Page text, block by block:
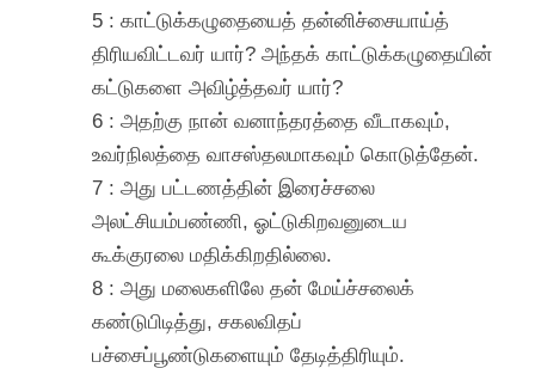
5 : காட்டுக்கழுதையைத் தன்னிச்சையாய்த்
திரியவிட்டவர் யார்? அந்தக் காட்டுக்கழுதையின்
கட்டுகளை அவிழ்த்தவர் யார்?
6 : அதற்கு நான் வனாந்தரத்தை வீடாகவும்,
உவர்நிலத்தை வாசஸ்தலமாகவும் கொடுத்தேன்.
7 : அது பட்டணத்தின் இரைச்சலை
அலட்சியம்பண்ணி, ஓட்டுகிறவனுடைய
கூக்குரலை மதிக்கிறதில்லை.
8 : அது மலைகளிலே தன் மேய்ச்சலைக்
கண்டுபிடித்து, சகலவிதப்
பச்சைப்பூண்டுகளையும் தேடித்திரியும்.